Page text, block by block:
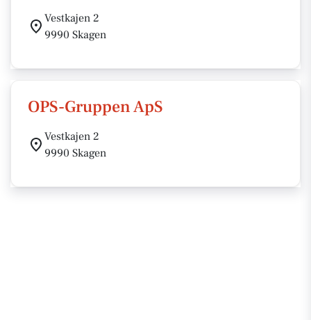
Vestkajen 2
9990 Skagen
OPS-Gruppen ApS
Vestkajen 2
9990 Skagen